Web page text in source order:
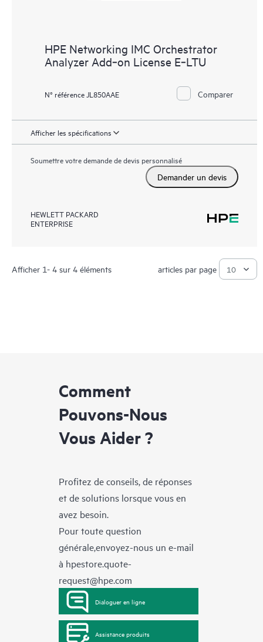
HPE Networking IMC Orchestrator
Analyzer Add‑on License E‑LTU
N° référence JL850AAE Comparer
Afficher les spécifications
Soumettre votre demande de devis personnalisé
Demander un devis
HEWLETT PACKARD
ENTERPRISE
Afficher 1- 4 sur 4 éléments articles par page
Comment
Pouvons-Nous
Vous Aider ?
Profitez de conseils, de réponses
et de solutions lorsque vous en
avez besoin.
Pour toute question
générale,envoyez-nous un e-mail
à hpestore.quote-
request@hpe.com
Dialoguer en ligne
Assistance produits